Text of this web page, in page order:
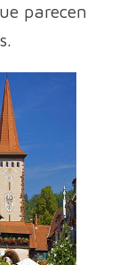
parecen